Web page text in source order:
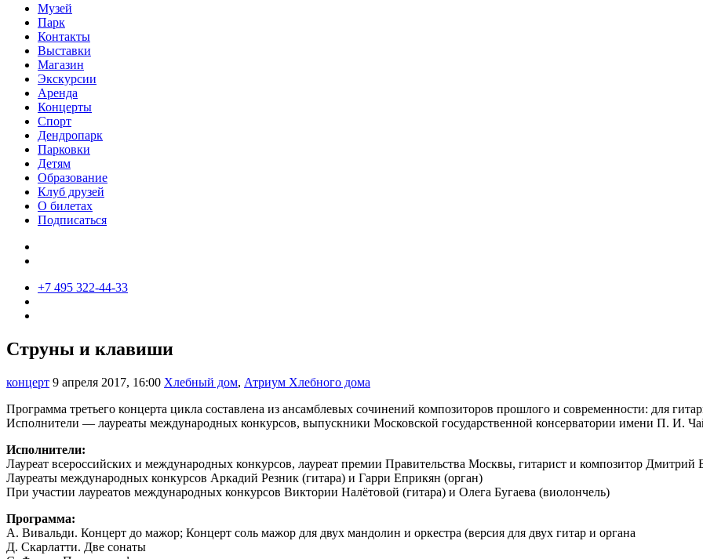
Музей
Парк
Контакты
Выставки
Магазин
Экскурсии
Аренда
Концерты
Спорт
Дендропарк
Парковки
Детям
Образование
Клуб друзей
О билетах
Подписаться
+7 495 322-44-33
Струны и клавиши
концерт 9 апреля 2017, 16:00 Хлебный дом, Атриум Хлебного дома
Программа третьего концерта цикла составлена из ансамблевых сочинений композиторов прошлого и современности: для
Исполнители — лауреаты международных конкурсов, выпускники Московской государственной консерватории имени П. И.
Исполнители:
Лауреат всероссийских и международных конкурсов, лауреат премии Правительства Москвы, гитарист и композитор Дмитрий
Лауреаты международных конкурсов Аркадий Резник (гитара) и Гарри Еприкян (орган)
При участии лауреатов международных конкурсов Виктории Налётовой (гитара) и Олега Бугаева (виолончель)
Программа:
А. Вивальди. Концерт до мажор; Концерт соль мажор для двух мандолин и оркестра (версия для двух гитар и органа
Д. Скарлатти. Две сонаты